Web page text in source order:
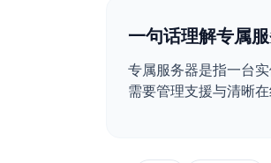
一句话理解专属
专属服务器是指一台
需要管理支援与清晰在